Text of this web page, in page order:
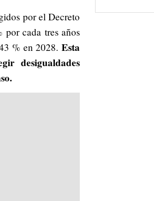
por el Decreto
cada tres años
% en 2028. Esta
desigualdades